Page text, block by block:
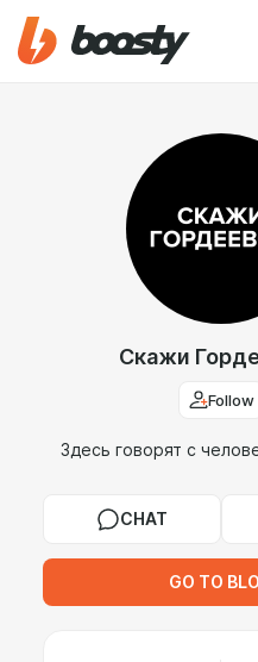
Скажи
Follow
Здесь говорят с
CHAT
GO TO